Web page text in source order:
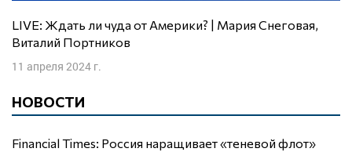
LIVE: Ждать ли чуда от Америки? | Мария Снеговая,
Виталий Портников
11 апреля 2024 г.
НОВОСТИ
Financial Times: Россия наращивает «теневой флот»